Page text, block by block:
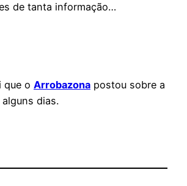
de tanta informação…
que o Arrobazona postou sobre a
dias.